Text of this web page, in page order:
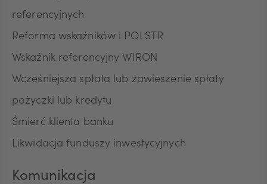
referencyjnych
Reforma wskaźników i POLSTR
Wskaźnik referencyjny WIRON
Wcześniejsza spłata lub zawieszenie spłaty
pożyczki lub kredytu
Śmierć klienta banku
Likwidacja funduszy inwestycyjnych
Komunikacja